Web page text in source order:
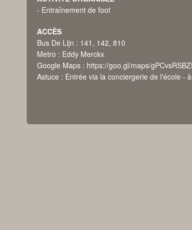
- Entraînement de foot
ACCÈS
Bus De Lijn : 141, 142, 810
Metro : Eddy Merckx
Google Maps : https://goo.gl/maps/
Astuce : Entrée via la conciergerie de l'école -